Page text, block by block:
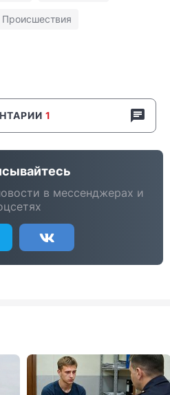
Происшествия
1
в мессенджерах и